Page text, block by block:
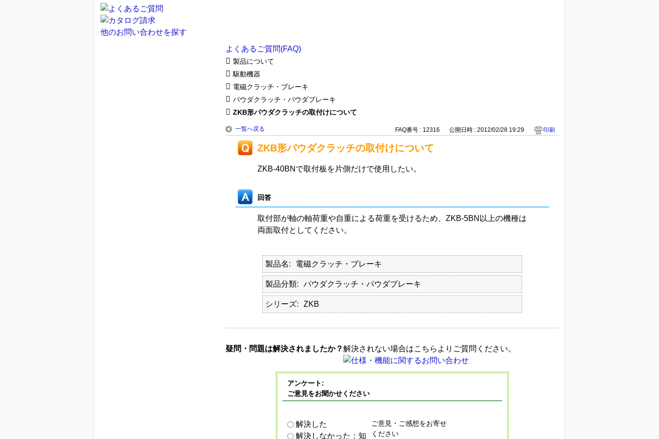
他のお問い合わせを探す
よくあるご質問(FAQ)
製品について
駆動機器
電磁クラッチ・ブレーキ
パウダクラッチ・パウダブレーキ
ZKB形パウダクラッチの取付けについて
一覧へ戻る FAQ番号 : 12316 公開日時 : 2012/02/28 19:29 印刷
ZKB形パウダクラッチの取付けについて
ZKB-40BNで取付板を片側だけで使用したい。
回答
取付部が軸の軸荷重や自重による荷重を受けるため、ZKB-5BN以上の機種は
両面取付としてください。
製品名 電磁クラッチ・ブレーキ
製品分類 パウダクラッチ・パウダブレーキ
シリーズ ZKB
疑問・問題は解決されましたか？解決されない場合はこちらよりご質問ください。
アンケート:
ご意見をお聞かせください
解決した
解決しなかった：知
ご意見・ご感想をお寄せ
ください